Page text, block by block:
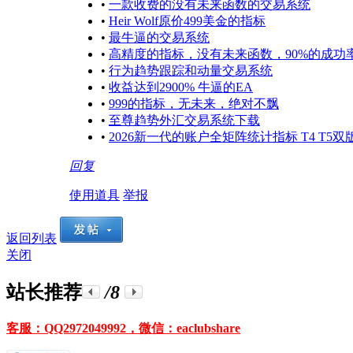
• 一款收费的没有未来函数的交易系统
• Heir Wolf原价499美金的指标
• 最牛逼的交易系统
• 高精度的指标，没有未来函数，90%的成功
• 行为趋势跟踪和动量交易系统
• 收益达到2900% 牛逼的EA
• 999的指标，无未来，绝对不飘
• 至尊趋势外汇交易系统下载
• 2026新一代的账户全矩阵统计指标 T4 T5双
回复
使用道具 举报
返回列表
关闭
站长推荐 /8
客服：QQ2972049992，微信：eaclubshare